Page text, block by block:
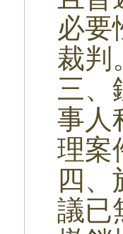
必要
裁判
三、
事人
理案
四
議已